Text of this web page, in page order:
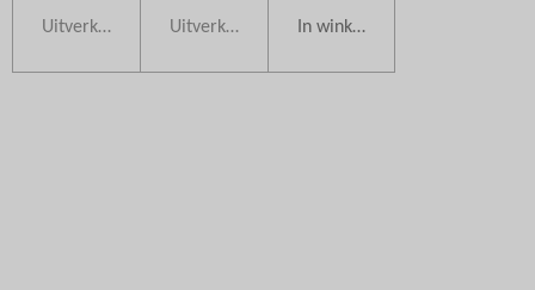
Uitverkocht Uitverkocht In winkelwagen